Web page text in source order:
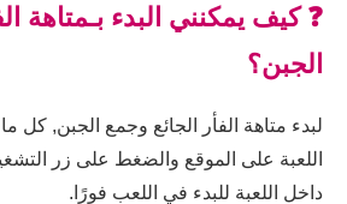
❓ كيف يمكنني البدء بـمتاهة
الجبن؟
لبدء متاهة الفأر الجائع وجمع الجبن, كل
اللعبة على الموقع والضغط على زر
داخل اللعبة للبدء في اللعب فورًا.